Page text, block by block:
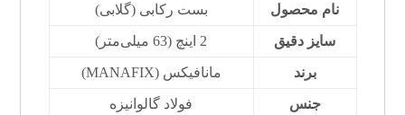
نام محصول بست رکابی (گلابی)
سایز دقیق 2 اینچ (63 میلی‌متر)
برند مانافیکس (MANAFIX)
جنس فولاد گالوانیزه